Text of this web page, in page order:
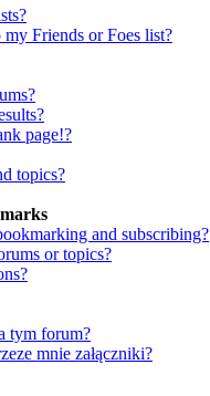
Friends or Foes list?
page!?
topics?
and subscribing?
or topics?
tym forum?
mnie załączniki?